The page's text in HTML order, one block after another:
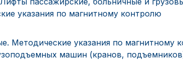
указания по магнитному контролю
Методические указания по магнитному
машин (кранов,